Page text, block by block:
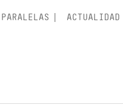
ACTUALIDAD